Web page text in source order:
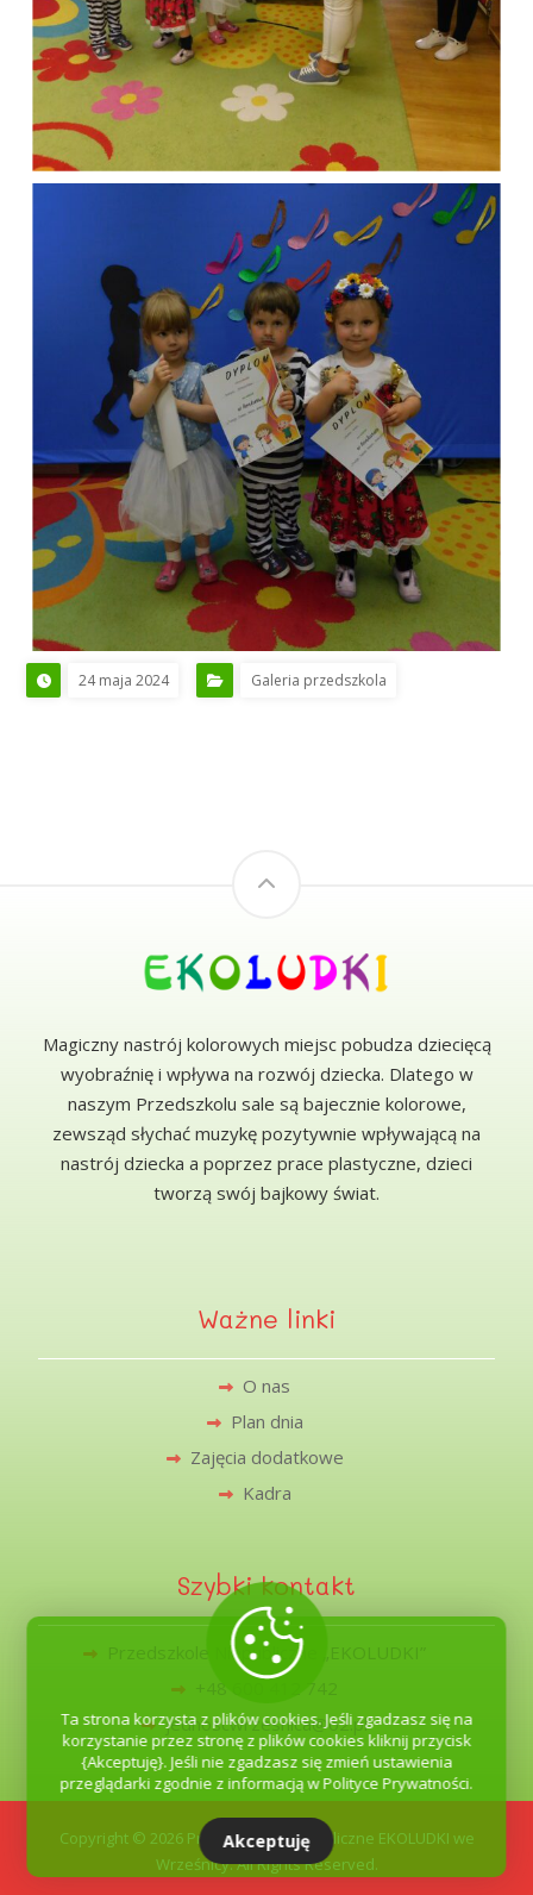
24 maja 2024 Galeria przedszkola
Magiczny nastrój kolorowych miejsc pobudza dziecięcą
wyobraźnię i wpływa na rozwój dziecka. Dlatego w
naszym Przedszkolu sale są bajecznie kolorowe,
zewsząd słychać muzykę pozytywnie wpływającą na
nastrój dziecka a poprzez prace plastyczne, dzieci
tworzą swój bajkowy świat.
Ważne linki
O nas
Plan dnia
Zajęcia dodatkowe
Kadra
Szybki kontakt
Przedszkole Niepubliczne „EKOLUDKI”
jednoscwrzesnica@o2.pl
Copyright © 2026 Przedszkole Niepubliczne EKOLUDKI we
Wrześnicy. All Rights Reserved.
Ta strona korzysta z plików cookies. Jeśli zgadzasz się na
korzystanie przez stronę z plików cookies kliknij przycisk
{Akceptuję}. Jeśli nie zgadzasz się zmień ustawienia
przeglądarki zgodnie z informacją w Polityce Prywatności.
Akceptuję